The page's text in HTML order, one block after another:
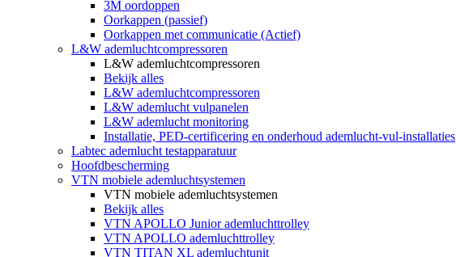
3M oordoppen
Oorkappen (passief)
Oorkappen met communicatie (Actief)
L&W ademluchtcompressoren
L&W ademluchtcompressoren
Bekijk alles
L&W ademluchtcompressoren
L&W ademlucht vulpanelen
L&W ademlucht monitoring
Installatie, PED-certificering en onderhoud ademlucht-vul-installaties
Labtec ademlucht testapparatuur
Hoofdbescherming
VTN mobiele ademluchtsystemen
VTN mobiele ademluchtsystemen
Bekijk alles
VTN APOLLO Junior ademluchttrolley
VTN APOLLO ademluchttrolley
VTN TITAN XL ademluchtunit